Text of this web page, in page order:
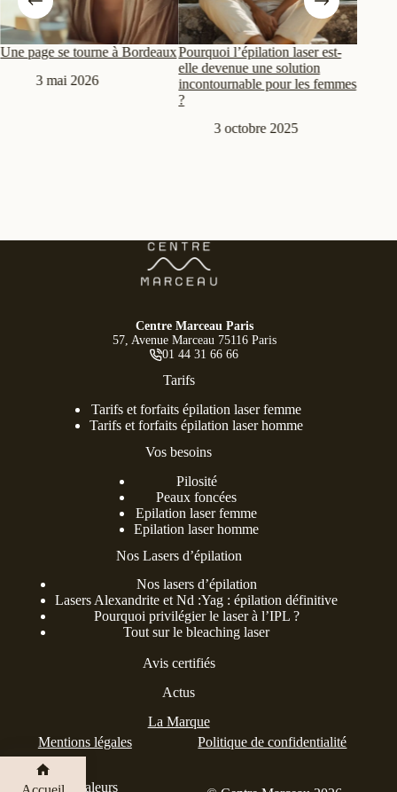
Une page se tourne à Bordeaux
3 mai 2026
Pourquoi l’épilation laser est-
elle devenue une solution
incontournable pour les femmes
?
3 octobre 2025
Centre Marceau Paris
57, Avenue Marceau 75116 Paris
01 44 31 66 66
Tarifs
Tarifs et forfaits épilation laser femme
Tarifs et forfaits épilation laser homme
Vos besoins
Pilosité
Peaux foncées
Epilation laser femme
Epilation laser homme
Nos Lasers d’épilation
Nos lasers d’épilation
Lasers Alexandrite et Nd :Yag : épilation définitive
Pourquoi privilégier le laser à l’IPL ?
Tout sur le bleaching laser
Avis certifiés
Actus
La Marque
Mentions légales
Politique de confidentialité
Nos valeurs